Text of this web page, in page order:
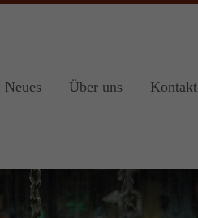
Neues Über uns Kontakt